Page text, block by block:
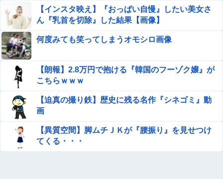
←コレ、誰にも分からない模様w w w w w w w w
【画像】 女教師「よーし、先生も水着でプール清掃するわ
よぉー♥」ムチムチ
【悲報】 夏のピーク、もう終わってたｗｗｗｗｗ
【悲報】高市早苗さん、平和式典で防弾ガラスに囲われな
積水ハウス「地面師に55億円騙し取られた…」ワイ「はえ
【画像】日本のセクシー過ぎる女性犯罪者一覧が冗談抜き
にレベル高過ぎる件w w w w w w w w w
【インスタ映え】『おっぱい自慢』したい美女さ
ん『乳首を切除』した結果【画像】
何度みても笑ってしまうオモシロ画像
【朗報】2.8万円で抱ける『韓国のフーゾク嬢』が
こちらｗｗｗ
【迫真の撮り鉄】歴史に残る名作『シネゴミ』動
画
【異質空間】脚ムチＪＫが『腰振り』を見せつけ
てくる・・・